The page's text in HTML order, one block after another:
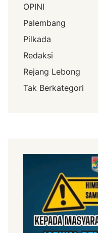
OPINI
Palembang
Pilkada
Redaksi
Rejang Lebong
Tak Berkategori